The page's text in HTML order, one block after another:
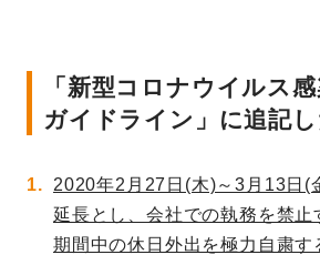
「新型コロナウイルス
ガイドライン」に追記し
2020年2月27日(木)～3月13日(
延長とし、会社での執務を禁止
期間中の休日外出を極力自粛す